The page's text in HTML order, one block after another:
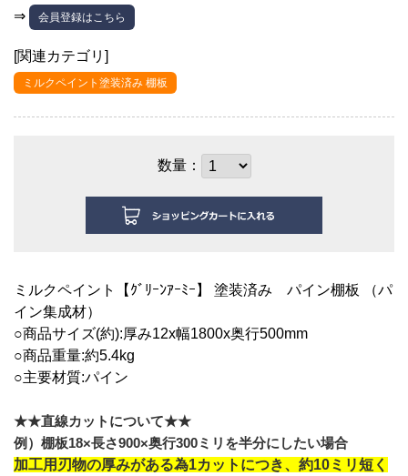
⇒ 会員登録はこちら
[関連カテゴリ]
ミルクペイント塗装済み 棚板
数量：
ミルクペイント【ｸﾞﾘｰﾝｱｰﾐｰ】 塗装済み パイン棚板 （パ
イン集成材）
○商品サイズ(約):厚み12x幅1800x奥行500mm
○商品重量:約5.4kg
○主要材質:パイン
★★直線カットについて★★
例）棚板18×長さ900×奥行300ミリを半分にしたい場合
加工用刃物の厚みがある為1カットにつき、約10ミリ短く